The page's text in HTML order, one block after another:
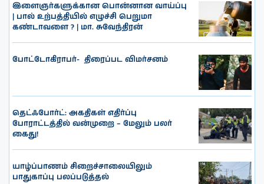
இளைஞர்களுக்கான பொன்னான வாய்ப்பு
| பால் உற்பத்தியில் எழுச்சி பெறுமா
கண்டாவளை ? | மா. சுவேந்திரன்
போட்டோகிராபர்- ‌ திரைப்பட விமர்சனம்
தெட்ஃபோர்ட்: அகதிகள் எதிர்ப்பு
போராட்டத்தில் வன்முறை – மேலும் பலர்
கைது!
யாழ்ப்பாணம் சிறைச்சாலையிலும்
பாதுகாப்பு பலப்படுத்தல்